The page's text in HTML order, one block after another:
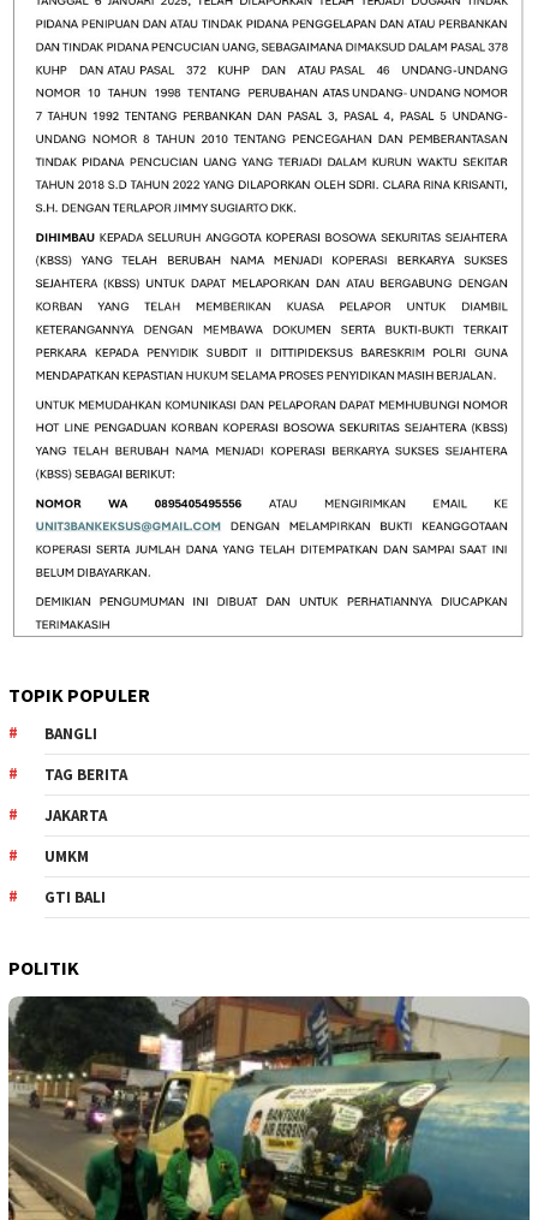
TOPIK POPULER
BANGLI
TAG BERITA
JAKARTA
UMKM
GTI BALI
POLITIK